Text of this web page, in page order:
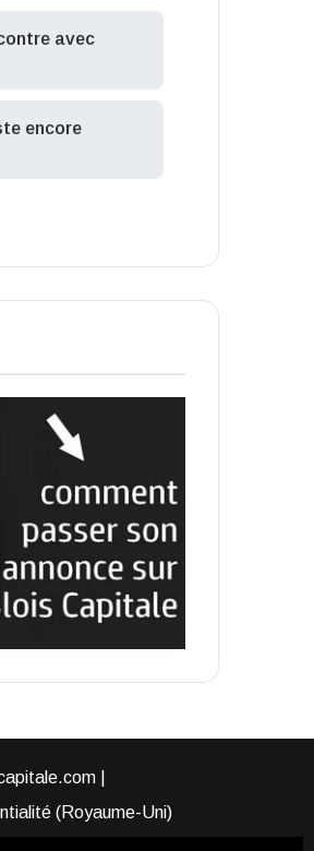
avec
encore
|
(Royaume-Uni)